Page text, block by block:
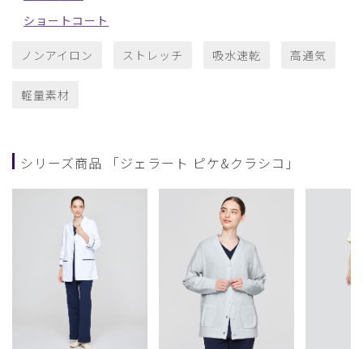
ショートコート
ノンアイロン ストレッチ 吸水速乾 高通気
軽量素材
シリーズ商品 「ジェラート ピケ&クラシコ」